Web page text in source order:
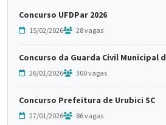
Concurso UFDPar 2026
15/02/2026 28 vagas
Concurso da Guarda Civil Municipal
26/01/2026 300 vagas
Concurso Prefeitura de Urubici SC
27/01/2026 86 vagas